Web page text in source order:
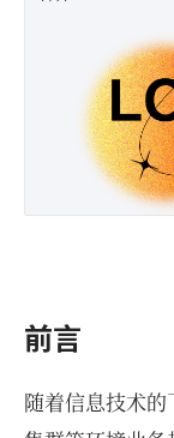
前言
随着信息技术